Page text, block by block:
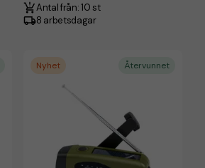
Antal från: 10 st
8 arbetsdagar
Nyhet Återvunnet